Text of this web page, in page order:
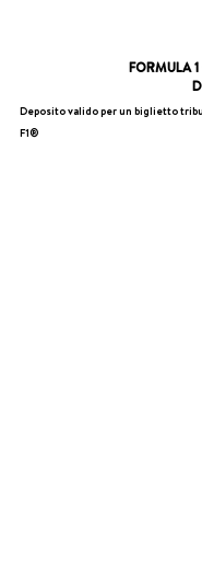
FORMULA
Deposito valido per un biglietto
F1®